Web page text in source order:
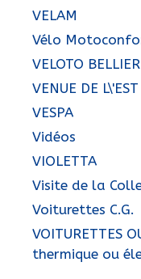
VELAM
Vélo
VELOTO BELLIER
VENUE DE L\'EST
VESPA
Vidéos
VIOLETTA
Visite de la
Voiturettes C.G.
VOITURETTES
thermique ou